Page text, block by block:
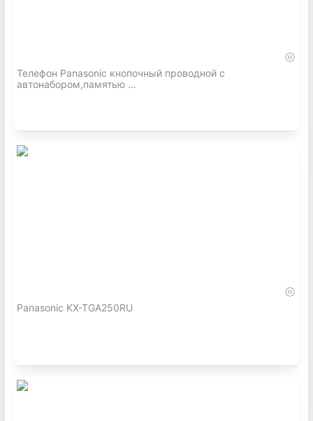
Телефон Panasonic кнопочный проводной с
автонабором,памятью ...
Panasonic KX-TGA250RU